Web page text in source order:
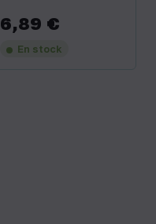
Prix
6,89 €
En stock